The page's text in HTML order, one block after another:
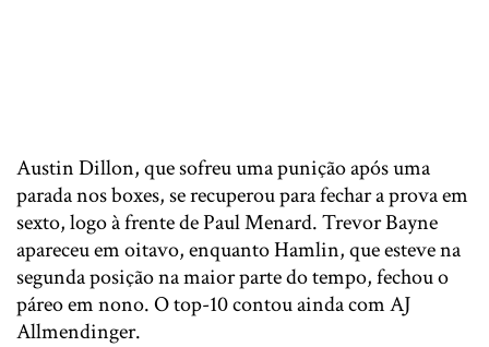
Austin Dillon, que sofreu uma punição após uma
parada nos boxes, se recuperou para fechar a prova em
sexto, logo à frente de Paul Menard. Trevor Bayne
apareceu em oitavo, enquanto Hamlin, que esteve na
segunda posição na maior parte do tempo, fechou o
páreo em nono. O top-10 contou ainda com AJ
Allmendinger.